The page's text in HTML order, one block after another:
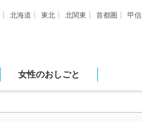
北海道 東北 北関東 首都圏 甲
女性のおしごと